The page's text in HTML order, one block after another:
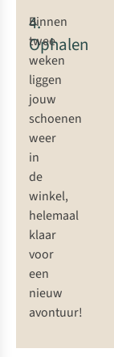
4.
Ophalen
Binnen
twee
weken
liggen
jouw
schoenen
weer
in
de
winkel,
helemaal
klaar
voor
een
nieuw
avontuur!